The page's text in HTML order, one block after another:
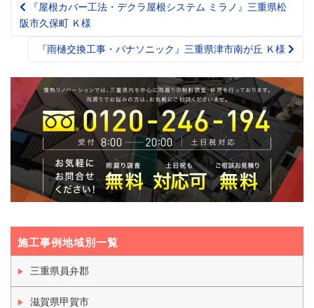
Post
navigation
『屋根カバー工法・デクラ屋根システム ミラノ』三重県松
阪市久保町 Ｋ様
『雨樋交換工事・パナソニック』三重県津市南が丘 Ｋ様
施工事例地域別一覧
三重県員弁郡
滋賀県甲賀市